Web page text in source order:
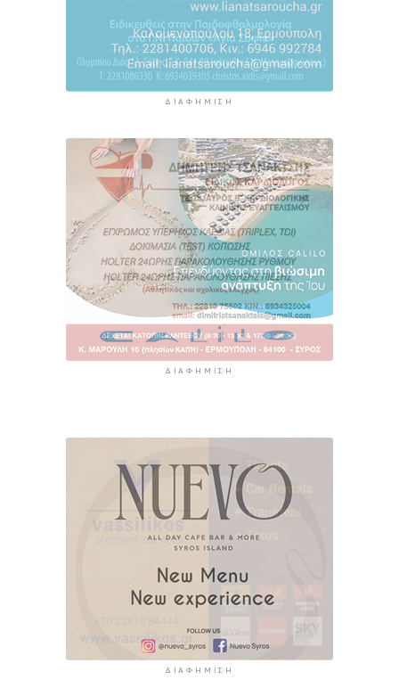
ΔΙΑΦΉΜΙΣΗ
ΔΙΑΦΉΜΙΣΗ
ΔΙΑΦΉΜΙΣΗ